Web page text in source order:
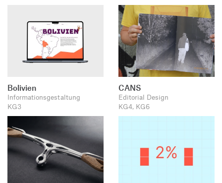
Bolivien
Informationsgestaltung
KG3
CANS
Editorial Design
KG4, KG6